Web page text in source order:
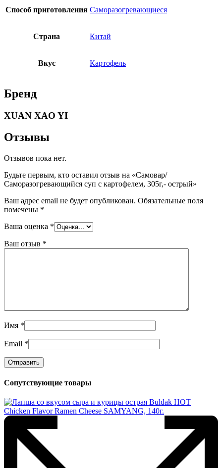
Способ приготовления Саморазогревающиеся
Страна Китай
Вкус Картофель
Бренд
XUAN XAO YI
Отзывы
Отзывов пока нет.
Будьте первым, кто оставил отзыв на «Самовар/
Саморазогревающийся суп с картофелем, 305г,- острый»
Ваш адрес email не будет опубликован. Обязательные поля
помечены *
Ваша оценка *
Ваш отзыв *
Имя *
Email *
Сопутствующие товары